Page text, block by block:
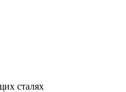
сталях